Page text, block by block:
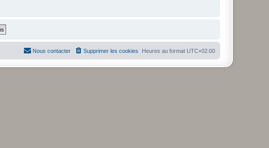
Heures au format UTC+02:00
Supprimer les cookies
Nous contacter